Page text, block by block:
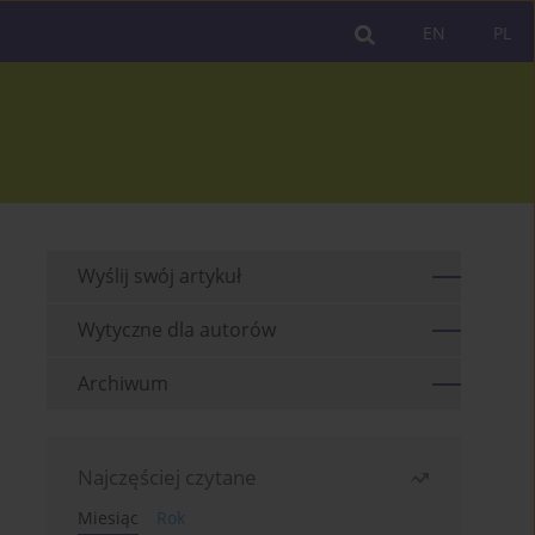
PL
EN
Wyślij swój artykuł
Wytyczne dla autorów
Archiwum
Najczęściej czytane
Miesiąc
Rok